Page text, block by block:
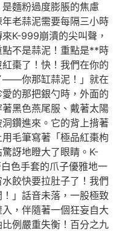
麵粉過度膨脹的焦慮
老蒜泥需要每隔三小時
K-999崩潰的尖叫聲，
不是蒜泥！重點是**時
棗了！快！我們在你的
——你那缸蒜泥！」就在
的那把銀勺時，外面的
黑色燕尾服、戴著太陽
鑽進來。它的背上揹著
毛筆寫著「極品紅棗枸
訝地瞪大了眼睛。K-
色手套的爪子優雅地一
餃快要拉肚子了！我們
」話音未落，一股極致
，伴隨著一個狂妄自大
例嚴重失衡！百分之九